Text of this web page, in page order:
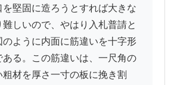
を堅固に造ろうとすれば大きな
難しいので、やはり入札普請と
のように内面に筋違いを十字形
ある。この筋違いは、一尺角の
材を厚さ一寸の板に挽き割